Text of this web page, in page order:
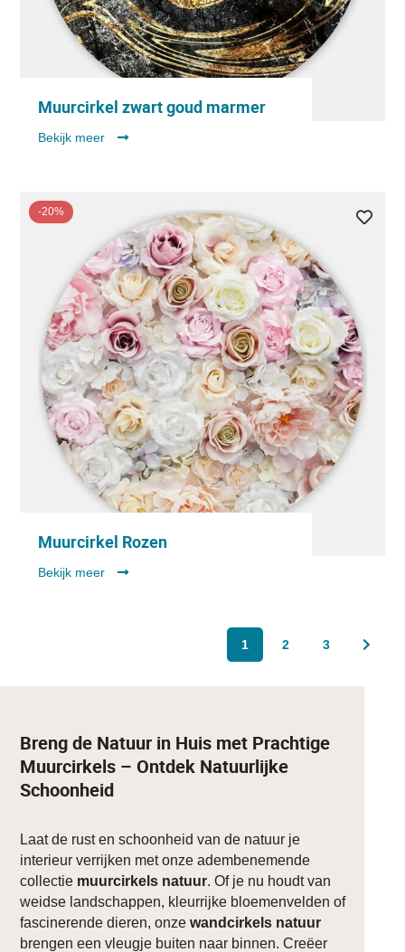
Muurcirkel zwart goud marmer
Bekijk meer
-20%
Muurcirkel Rozen
Bekijk meer
1 2 3
Breng de Natuur in Huis met Prachtige
Muurcirkels – Ontdek Natuurlijke
Schoonheid
Laat de rust en schoonheid van de natuur je
interieur verrijken met onze adembenemende
collectie muurcirkels natuur. Of je nu houdt van
weidse landschappen, kleurrijke bloemenvelden of
fascinerende dieren, onzewandcirkels natuur
brengen een vleugje buiten naar binnen. Creëer